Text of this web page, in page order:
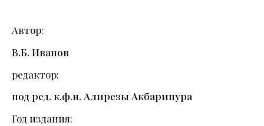
Автор
В.Б. Иванов
редактор
под ред. к.ф.н. Алирезы Акбарипура
Год издания